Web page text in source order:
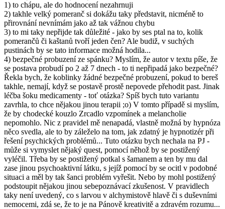
1) to chápu, ale do hodnocení nezahrnuji
2) takhle velký pomeranč si dokážu taky představit, nicméně to
přirovnání nevnímám jako až tak vážnou chybu
3) to mi taky nepřijde tak důležité - jako by ses ptal na to, kolik
pomerančů či kaštanů tvoří jeden čen? Ale budiž, v suchých
pustinách by se tato informace možná hodila...
4) bezpečné probuzení ze spánku? Myslím, že autor v textu píše, že
se postava probudí po 2 až 7 dnech - to ti nepřipadá jako bezpečné?
Řekla bych, že koblinky žádné bezpečné probuzení, pokud to bereš
takhle, nemají, když se postavě prostě nepovede přehodit past. Jinak
léčba šoku medicamenty - toť otázka? Spíš bych tuto variantu
zavrhla, to chce nějakou jinou terapii ;o) V tomto případě si myslím,
že by chodecké kouzlo Zrcadlo vzpomínek a melancholie
nepomohlo. Nic z pravidel mě nenapadá, vlastně možná by hypnóza
něco svedla, ale to by záleželo na tom, jak zdatný je hypnotizér při
řešení psychických problémů... Tuto otázku bych nechala na PJ -
může si vymyslet nějaký quest, pomocí něhož by se postižený
vyléčil. Třeba by se postižený potkal s šamanem a ten by mu dal
zase jinou psychoaktivní látku, s jejíž pomocí by se ocitl v podobné
situaci a měl by tak šanci problém vyřešit. Nebo by mohl postižený
podstoupit nějakou jinou sebepoznávací zkušenost. V pravidlech
taky není uvedený, co s larvou v alchymistově hlavě či s duševními
nemocemi, zdá se, že to je na Pánově kreativitě a zdravém rozumu...